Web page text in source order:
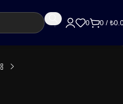
0 0 / ₺